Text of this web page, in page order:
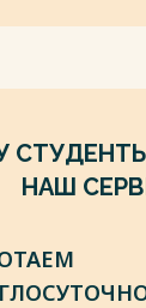
В 1910 году
государство
семьи, а в
и
доступен
НАШ